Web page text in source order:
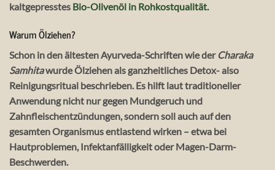
kaltgepresstes Bio-Olivenöl in Rohkostqualität.
Warum Ölziehen?
Schon in den ältesten Ayurveda-Schriften wie der Charaka
Samhitawurde Ölziehen als ganzheitliches Detox- also
Reinigungsritual beschrieben. Es hilft laut traditioneller
Anwendung nicht nur gegen Mundgeruch und
Zahnfleischentzündungen, sondern soll auch auf den
gesamten Organismus entlastend wirken – etwa bei
Hautproblemen, Infektanfälligkeit oder Magen-Darm-
Beschwerden.